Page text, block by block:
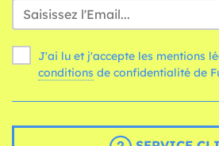
J'ai lu et j'accepte les mentions
conditions de confidentialité de